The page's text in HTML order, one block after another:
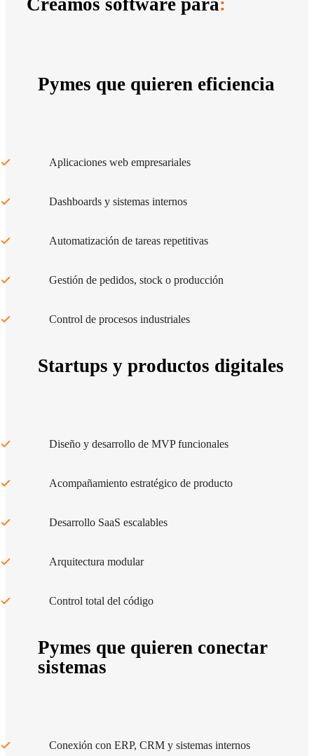
Creamos software para:
Pymes que quieren eficiencia
Aplicaciones web empresariales
Dashboards y sistemas internos
Automatización de tareas repetitivas
Gestión de pedidos, stock o producción
Control de procesos industriales
Startups y productos digitales
Diseño y desarrollo de MVP funcionales
Acompañamiento estratégico de producto
Desarrollo SaaS escalables
Arquitectura modular
Control total del código
Pymes que quieren conectar
sistemas
Conexión con ERP, CRM y sistemas internos